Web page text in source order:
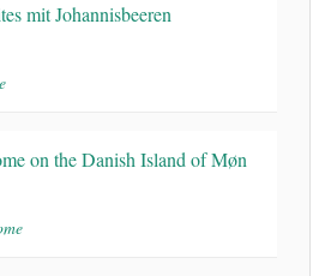
mit Johannisbeeren
on the Danish Island of Møn